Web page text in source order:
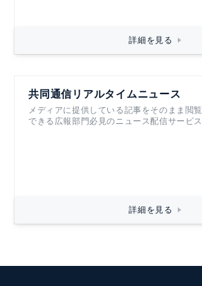
詳細を見る
共同通信リアルタイムニュース
メディアに提供している記事をそのまま閲覧
できる広報部門必見のニュース配信サービス
詳細を見る